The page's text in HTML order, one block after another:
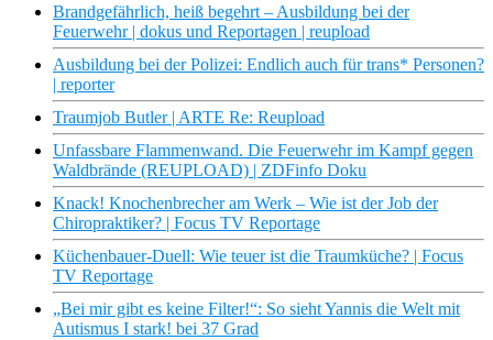
Brandgefährlich, heiß begehrt – Ausbildung bei der
Feuerwehr | dokus und Reportagen | reupload
Ausbildung bei der Polizei: Endlich auch für trans* Personen?
| reporter
Traumjob Butler | ARTE Re: Reupload
Unfassbare Flammenwand. Die Feuerwehr im Kampf gegen
Waldbrände (REUPLOAD) | ZDFinfo Doku
Knack! Knochenbrecher am Werk – Wie ist der Job der
Chiropraktiker? | Focus TV Reportage
Küchenbauer-Duell: Wie teuer ist die Traumküche? | Focus
TV Reportage
„Bei mir gibt es keine Filter!“: So sieht Yannis die Welt mit
Autismus I stark! bei 37 Grad